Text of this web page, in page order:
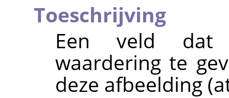
Toeschrijving
Een veld dat
waardering te
deze afbeelding